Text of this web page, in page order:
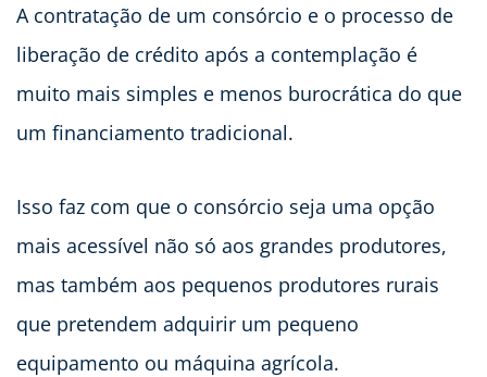
A contratação de um consórcio e o processo de
liberação de crédito após a contemplação é
muito mais simples e menos burocrática do que
um financiamento tradicional.
Isso faz com que o consórcio seja uma opção
mais acessível não só aos grandes produtores,
mas também aos pequenos produtores rurais
que pretendem adquirir um pequeno
equipamento ou máquina agrícola.